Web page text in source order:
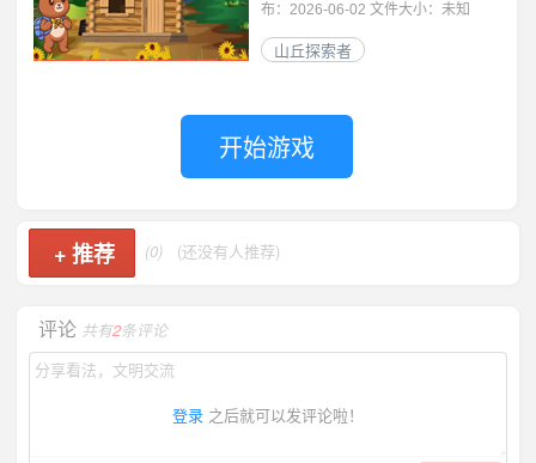
布：2026-06-02 文件大小：未知
山丘探索者
开始游戏
+推荐 (0) (还没有人推荐)
评论 共有2条评论
登录 之后就可以发评论啦！